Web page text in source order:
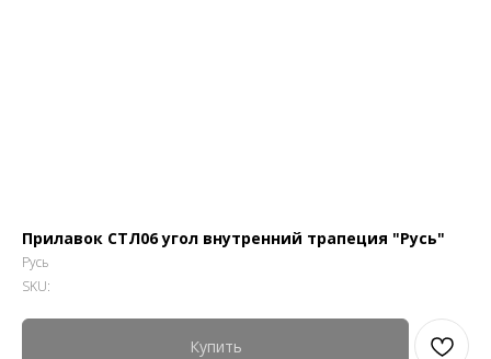
Прилавок СТЛ06 угол внутренний трапеция "Русь"
Русь
SKU:
Купить